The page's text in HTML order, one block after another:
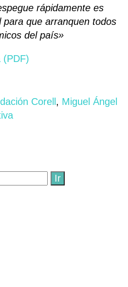
rápidamente es
para que arranquen todos
del país»
(PDF)
Corell , Miguel Ángel
Ir